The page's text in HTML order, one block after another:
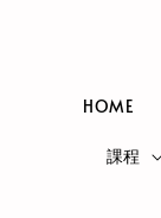
HOME
課程